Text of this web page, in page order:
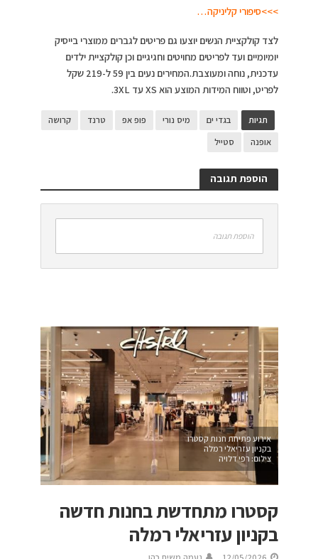
>>>סיפורי קליניקה…
לצד קולקציית הנשים יוצעו גם פריטים לגברים ממוצרי בייסיק
יומיומיים ועד לפריטים מחויטים וחגיגיים וכן קולקציית ילדים
עדכנית, נוחה ומעוצבת.המחירים נעים בין 59 ל-219 שקל
לפריט, וטווח המידות המוצע הוא XS עד 3XL.
תגיות בגדי ים מיס נורי פופ אפ טרנד
קרושה
אופנה
סטייל
הוספת תגובה
הוספת תגובה
אירוע פתיחת חנות קסטרו
בקניון עזריאלי רמלה
צילום: רפי דלויה
קסטרו מתחדשת בחנות חדשה
בקניון עזריאלי רמלה